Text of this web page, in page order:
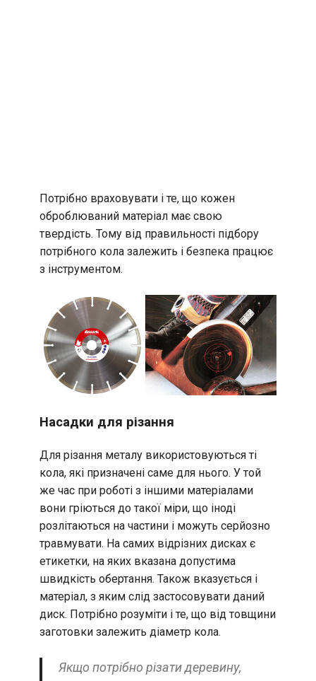
Потрібно враховувати і те, що кожен
оброблюваний матеріал має свою
твердість. Тому від правильності підбору
потрібного кола залежить і безпека працює
з інструментом.
Насадки для різання
Для різання металу використовуються ті
кола, які призначені саме для нього. У той
же час при роботі з іншими матеріалами
вони гріються до такої міри, що іноді
розлітаються на частини і можуть серйозно
травмувати. На самих відрізних дисках є
етикетки, на яких вказана допустима
швидкість обертання. Також вказується і
матеріал, з яким слід застосовувати даний
диск. Потрібно розуміти і те, що від товщини
заготовки залежить діаметр кола.
Якщо потрібно різати деревину,